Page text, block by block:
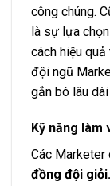
công chúng.
là sự lựa
cách hiệu
đội ngũ
gắn bó lâu
Kỹ năng làm
Các Marketer
đồng đội giỏi.